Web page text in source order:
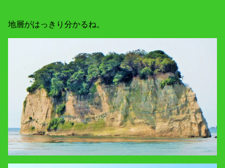
地層がはっきり分かるね。